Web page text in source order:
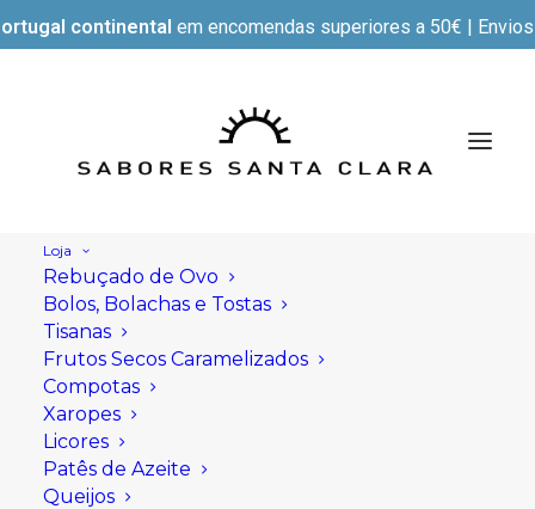
continental em encomendas superiores a 50€ |
Loja
Rebuçado de Ovo
Bolos, Bolachas e Tostas
Tisanas
Frutos Secos Caramelizados
Compotas
Xaropes
Licores
Patês de Azeite
Queijos